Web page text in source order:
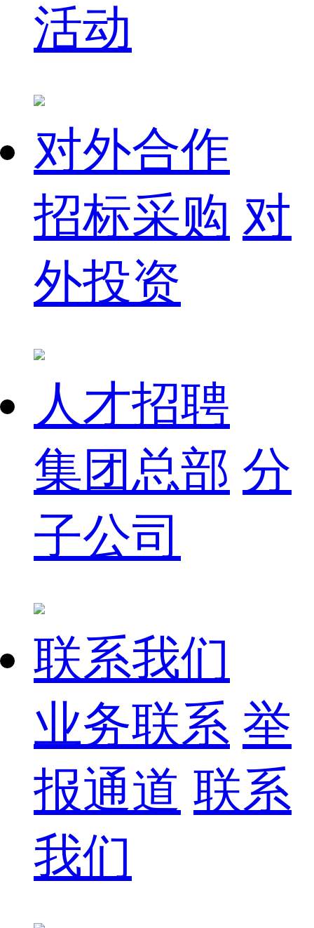
活动
对外合作
招标采购 对
外投资
人才招聘
集团总部 分
子公司
联系我们
业务联系 举
报通道 联系
我们